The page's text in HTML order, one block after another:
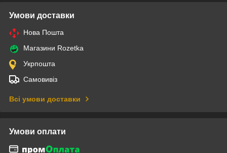
Умови доставки
Нова Пошта
Магазини Rozetka
Укрпошта
Самовивіз
Всі умови доставки
Умови оплати